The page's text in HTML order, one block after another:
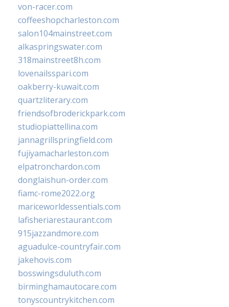
von-racer.com
coffeeshopcharleston.com
salon104mainstreet.com
alkaspringswater.com
318mainstreet8h.com
lovenailsspari.com
oakberry-kuwait.com
quartzliterary.com
friendsofbroderickpark.com
studiopiattellina.com
jannagrillspringfield.com
fujiyamacharleston.com
elpatronchardon.com
donglaishun-order.com
fiamc-rome2022.org
mariceworldessentials.com
lafisheriarestaurant.com
915jazzandmore.com
aguadulce-countryfair.com
jakehovis.com
bosswingsduluth.com
birminghamautocare.com
tonyscountrykitchen.com